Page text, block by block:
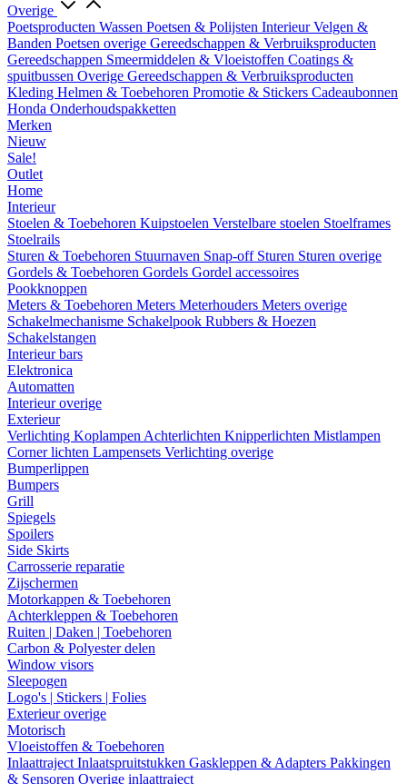
Overige
Poetsproducten Wassen Poetsen & Polijsten InterieurVelgen &
Banden Poetsen overige Gereedschappen & Verbruiksproducten
Gereedschappen Smeermiddelen & Vloeistoffen Coatings &
spuitbussen Overige Gereedschappen & Verbruiksproducten
Kleding Helmen & Toebehoren Promotie & Stickers Cadeaubonnen
Honda Onderhoudspakketten
Merken
Nieuw
Sale!
Outlet
Home
Interieur
Stoelen & Toebehoren Kuipstoelen Verstelbare stoelen Stoelframes
Stoelrails
Sturen & Toebehoren Stuurnaven Snap-off Sturen Sturen overige
Gordels & Toebehoren Gordels Gordel accessoires
Pookknoppen
Meters & Toebehoren Meters Meterhouders Meters overige
Schakelmechanisme Schakelpook Rubbers & Hoezen
Schakelstangen
Interieur bars
Elektronica
Automatten
Interieur overige
Exterieur
Verlichting Koplampen Achterlichten Knipperlichten Mistlampen
Corner lichten Lampensets Verlichting overige
Bumperlippen
Bumpers
Grill
Spiegels
Spoilers
Side Skirts
Carrosserie reparatie
Zijschermen
Motorkappen & Toebehoren
Achterkleppen & Toebehoren
Ruiten | Daken | Toebehoren
Carbon & Polyester delen
Window visors
Sleepogen
Logo's | Stickers | Folies
Exterieur overige
Motorisch
Vloeistoffen & Toebehoren
Inlaattraject Inlaatspruitstukken Gaskleppen & Adapters Pakkingen
& Sensoren Overige inlaattraject